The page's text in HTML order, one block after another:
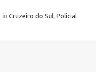
in Cruzeiro do Sul, Policial